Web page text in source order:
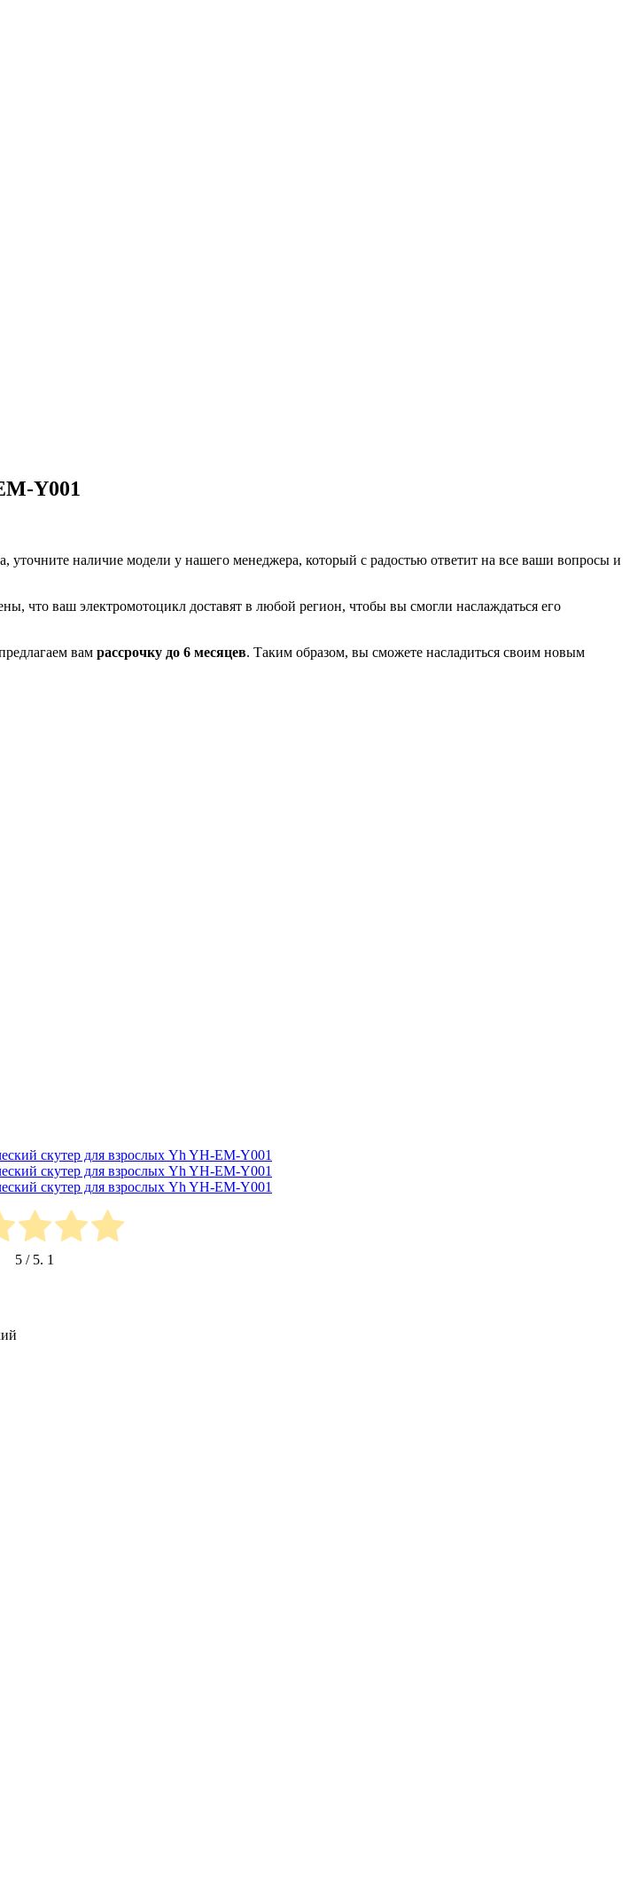
Y001
наличие модели у нашего менеджера, который с радостью ответит на все ваши вопросы и
что ваш электромотоцикл доставят в любой регион, чтобы вы смогли наслаждаться его
вам рассрочку до 6 месяцев. Таким образом, вы сможете насладиться своим новым
5 / 5. 1